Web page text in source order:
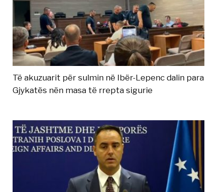
Të akuzuarit për sulmin në Ibër-Lepenc dalin para
Gjykatës nën masa të rrepta sigurie